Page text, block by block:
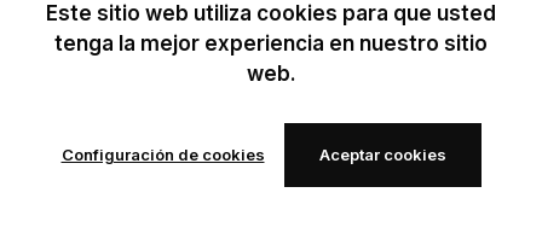
Este sitio web utiliza cookies para que usted
tenga la mejor experiencia en nuestro sitio
web.
Configuración de cookies Aceptar cookies